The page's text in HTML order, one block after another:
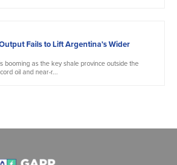
Fails to Lift Argentina’s Wider
booming as the key shale province outside the
oil and near-r...